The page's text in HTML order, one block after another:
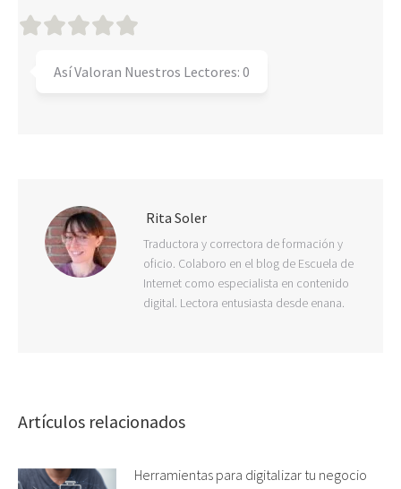
Así Valoran Nuestros Lectores: 0
Rita Soler
Traductora y correctora de formación y
oficio. Colaboro en el blog de Escuela de
Internet como especialista en contenido
digital. Lectora entusiasta desde enana.
Artículos relacionados
Herramientas para digitalizar tu negocio